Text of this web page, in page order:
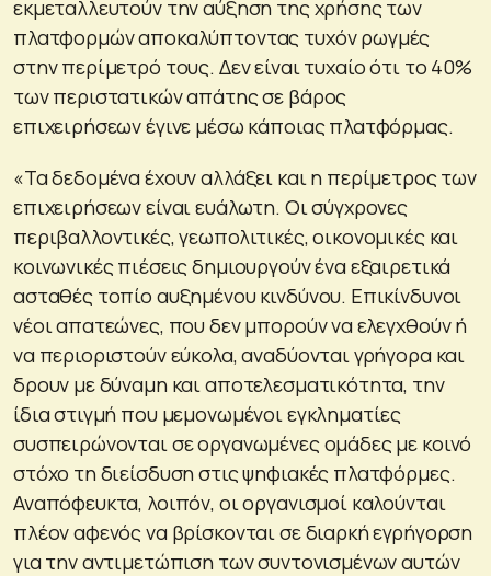
εκμεταλλευτούν την αύξηση της χρήσης των
πλατφορμών αποκαλύπτοντας τυχόν ρωγμές
στην περίμετρό τους. Δεν είναι τυχαίο ότι το 40%
των περιστατικών απάτης σε βάρος
επιχειρήσεων έγινε μέσω κάποιας πλατφόρμας.
«Τα δεδομένα έχουν αλλάξει και η περίμετρος των
επιχειρήσεων είναι ευάλωτη. Οι σύγχρονες
περιβαλλοντικές, γεωπολιτικές, οικονομικές και
κοινωνικές πιέσεις δημιουργούν ένα εξαιρετικά
ασταθές τοπίο αυξημένου κινδύνου. Επικίνδυνοι
νέοι απατεώνες, που δεν μπορούν να ελεγχθούν ή
να περιοριστούν εύκολα, αναδύονται γρήγορα και
δρουν με δύναμη και αποτελεσματικότητα, την
ίδια στιγμή που μεμονωμένοι εγκληματίες
συσπειρώνονται σε οργανωμένες ομάδες με κοινό
στόχο τη διείσδυση στις ψηφιακές πλατφόρμες.
Αναπόφευκτα, λοιπόν, οι οργανισμοί καλούνται
πλέον αφενός να βρίσκονται σε διαρκή εγρήγορση
για την αντιμετώπιση των συντονισμένων αυτών